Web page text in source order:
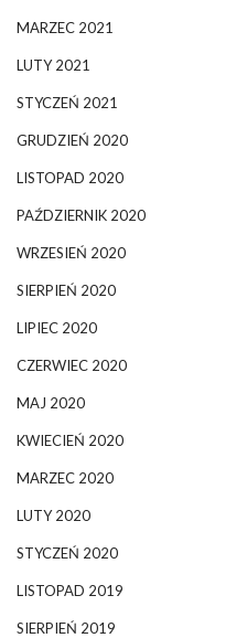
MARZEC 2021
LUTY 2021
STYCZEŃ 2021
GRUDZIEŃ 2020
LISTOPAD 2020
PAŹDZIERNIK 2020
WRZESIEŃ 2020
SIERPIEŃ 2020
LIPIEC 2020
CZERWIEC 2020
MAJ 2020
KWIECIEŃ 2020
MARZEC 2020
LUTY 2020
STYCZEŃ 2020
LISTOPAD 2019
SIERPIEŃ 2019